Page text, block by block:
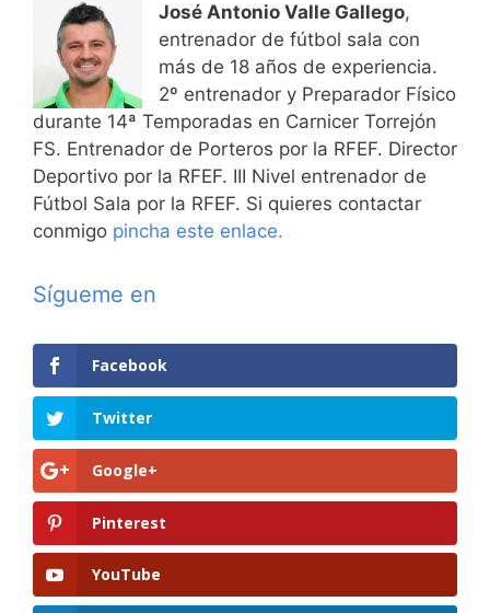
José Antonio Valle Gallego,
entrenador de fútbol sala con
más de 18 años de experiencia.
2º entrenador y Preparador Físico
durante 14ª Temporadas en Carnicer Torrejón
FS. Entrenador de Porteros por la RFEF. Director
Deportivo por la RFEF. III Nivel entrenador de
Fútbol Sala por la RFEF. Si quieres contactar
conmigo pincha este enlace.
Sígueme en
Facebook
Twitter
Google+
Pinterest
YouTube